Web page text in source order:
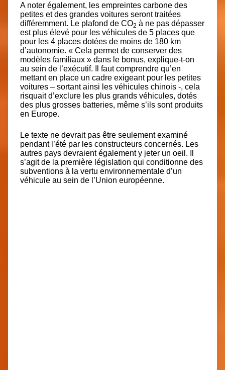
A noter également, les empreintes carbone des
petites et des grandes voitures seront traitées
différemment. Le plafond de CO2 à ne pas dépasser
est plus élevé pour les véhicules de 5 places que
pour les 4 places dotées de moins de 180 km
d’autonomie. « Cela permet de conserver des
modèles familiaux » dans le bonus, explique-t-on
au sein de l’exécutif. Il faut comprendre qu’en
mettant en place un cadre exigeant pour les petites
voitures – sortant ainsi les véhicules chinois -, cela
risquait d’exclure les plus grands véhicules, dotés
des plus grosses batteries, même s’ils sont produits
en Europe.
Le texte ne devrait pas être seulement examiné
pendant l’été par les constructeurs concernés. Les
autres pays devraient également y jeter un oeil. Il
s’agit de la première législation qui conditionne des
subventions à la vertu environnementale d’un
véhicule au sein de l’Union européenne.